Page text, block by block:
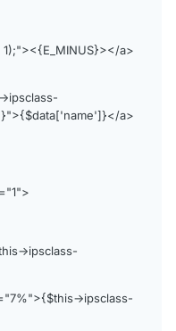
a>
a>
>ipsclass-
>ipsclass-